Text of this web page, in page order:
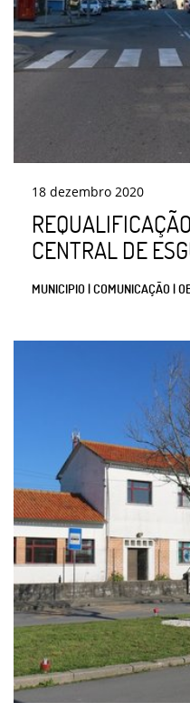
18 dezembro 2020
CENTRAL DE
MUNICIPIO | COMUNICAÇÃO |